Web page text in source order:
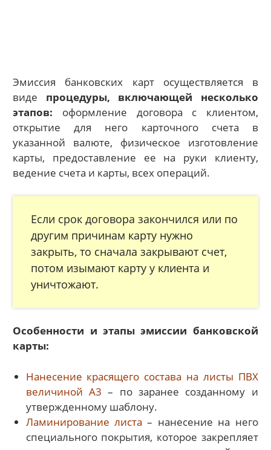
Эмиссия банковских карт осуществляется в
виде процедуры, включающей несколько
этапов: оформление договора с клиентом,
открытие для него карточного счета в
указанной валюте, физическое изготовление
карты, предоставление ее на руки клиенту,
ведение счета и карты, всех операций.
Если срок договора закончился или по
другим причинам карту нужно
закрыть, то сначала закрывают счет,
потом изымают карту у клиента и
уничтожают.
Особенности и этапы эмиссии банковской
карты:
Нанесение красящего состава на листы ПВХ
величиной А3 – по заранее созданному и
утвержденному шаблону.
Ламинирование листа – нанесение на него
специального покрытия, которое закрепляет